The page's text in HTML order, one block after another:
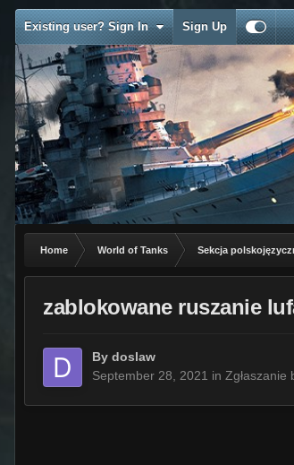
Existing user? Sign In Sign Up
Home World of Tanks Sekcja
zablokowane ruszanie
By doslaw
September 28, 2021 in Zgłaszanie